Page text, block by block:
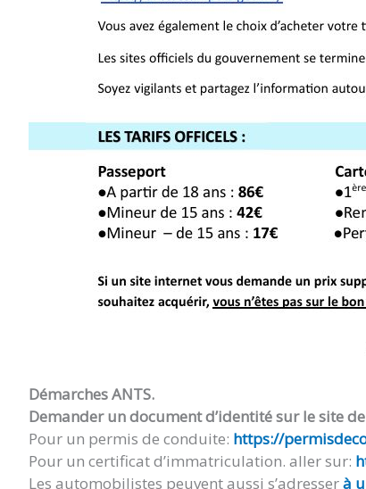
Démarches ANTS.
Demander un document d’identité sur le site
Pour un permis de conduite: https://
Pour un certificat d’immatriculation. aller sur:
Les automobilistes peuvent aussi s’adresserà